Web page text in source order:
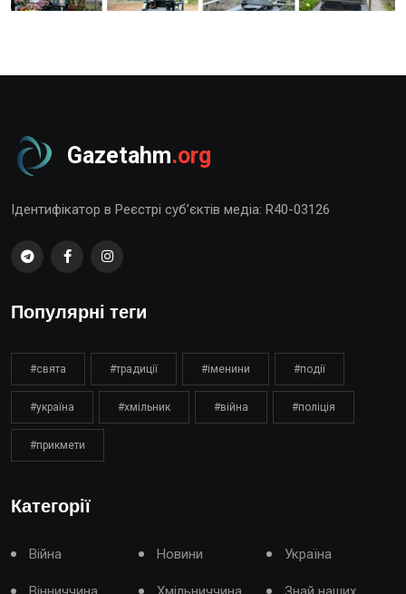
Gazetahm.org
Ідентифікатор в Реєстрі суб’єктів медіа: R40-03126
Популярні теги
#свята #традиції #іменини #події
#україна #хмільник #війна #поліція
#прикмети
Категорії
Війна Новини Україна